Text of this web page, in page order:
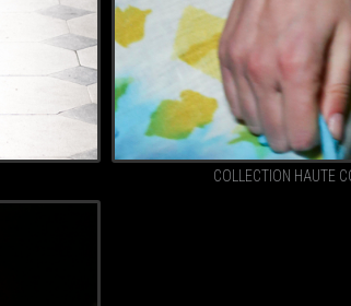
COLLECTION HAUTE